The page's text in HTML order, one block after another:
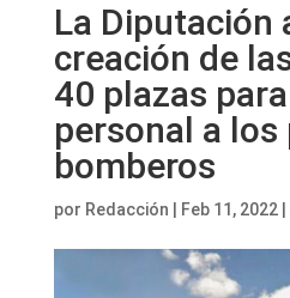
La Diputación
creación de
40 plazas
personal a los
bomberos
por Redacción Feb 11, 2022|